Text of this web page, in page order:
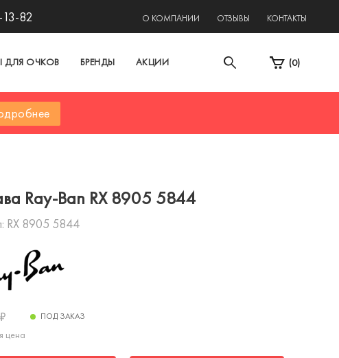
82 О КОМПАНИИ ОТЗЫВЫ КОНТАКТЫ
ДЛЯ ОЧКОВ БРЕНДЫ АКЦИИ (0)
Ray-Ban RX 8905 5844
RX 8905 5844
₽
цена
ПОД ЗАКАЗ